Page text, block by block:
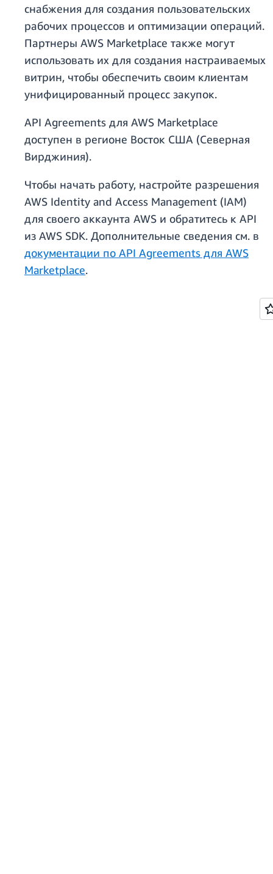
снабжения для создания пользовательских
рабочих процессов и оптимизации операций.
Партнеры AWS Marketplace также могут
использовать их для создания настраиваемых
витрин, чтобы обеспечить своим клиентам
унифицированный процесс закупок.
API Agreements для AWS Marketplace
доступен в регионе Восток США (Северная
Вирджиния).
Чтобы начать работу, настройте разрешения
AWS Identity and Access Management (IAM)
для своего аккаунта AWS и обратитесь к API
из AWS SDK. Дополнительные сведения см. в
документации по API Agreements для AWS
Marketplace.